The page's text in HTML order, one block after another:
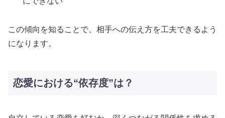
この傾向を知ることで、相手への伝え方を工夫できるよう
になります。
恋愛における“依存度”は？